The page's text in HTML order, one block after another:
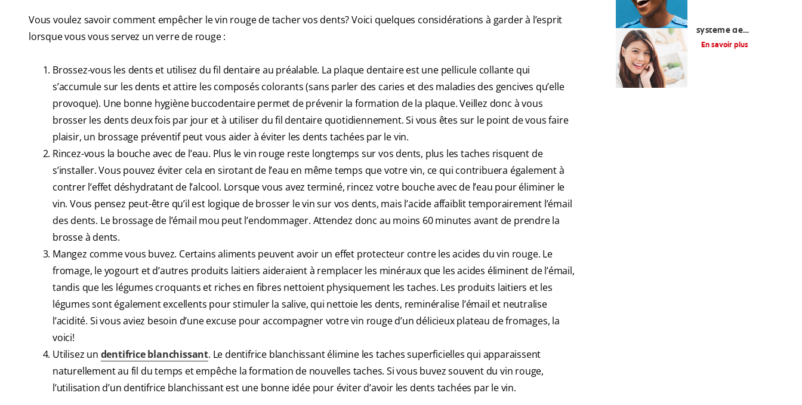
Vous voulez savoir comment empêcher le vin rouge de tacher vos dents? Voici quelques considérations à garder à l’esprit
lorsque vous vous servez un verre de rouge :
Brossez-vous les dents et utilisez du fil dentaire au préalable. La plaque dentaire est une pellicule collante qui
s’accumule sur les dents et attire les composés colorants (sans parler des caries et des maladies des gencives qu’elle
provoque). Une bonne hygiène buccodentaire permet de prévenir la formation de la plaque. Veillez donc à vous
brosser les dents deux fois par jour et à utiliser du fil dentaire quotidiennement. Si vous êtes sur le point de vous faire
plaisir, un brossage préventif peut vous aider à éviter les dents tachées par le vin.
Rincez-vous la bouche avec de l’eau. Plus le vin rouge reste longtemps sur vos dents, plus les taches risquent de
s’installer. Vous pouvez éviter cela en sirotant de l’eau en même temps que votre vin, ce qui contribuera également à
contrer l’effet déshydratant de l’alcool. Lorsque vous avez terminé, rincez votre bouche avec de l’eau pour éliminer le
vin. Vous pensez peut-être qu’il est logique de brosser le vin sur vos dents, mais l’acide affaiblit temporairement l’émail
des dents. Le brossage de l’émail mou peut l’endommager. Attendez donc au moins 60 minutes avant de prendre la
brosse à dents.
Mangez comme vous buvez. Certains aliments peuvent avoir un effet protecteur contre les acides du vin rouge. Le
fromage, le yogourt et d’autres produits laitiers aideraient à remplacer les minéraux que les acides éliminent de l’émail,
tandis que les légumes croquants et riches en fibres nettoient physiquement les taches. Les produits laitiers et les
légumes sont également excellents pour stimuler la salive, qui nettoie les dents, reminéralise l’émail et neutralise
l’acidité. Si vous aviez besoin d’une excuse pour accompagner votre vin rouge d’un délicieux plateau de fromages, la
voici!
Utilisez un dentifrice blanchissant. Le dentifrice blanchissant élimine les taches superficielles qui apparaissent
naturellement au fil du temps et empêche la formation de nouvelles taches. Si vous buvez souvent du vin rouge,
l’utilisation d’un dentifrice blanchissant est une bonne idée pour éviter d’avoir les dents tachées par le vin.
système de
blanchiment des dents
En savoir plus